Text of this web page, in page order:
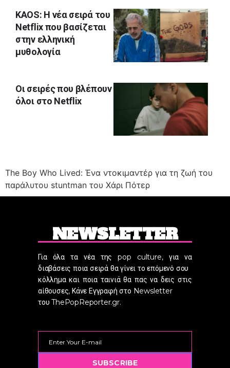
KAOS: Η νέα σειρά του
Netflix που βασίζεται
στην ελληνική
μυθολογία
Οι σειρές που βλέπουν
όλοι στο Netflix
The Boy Who Lived: Ένα ντοκιμαντέρ για τη ζωή του
παράλυτου stuntman του Χάρι Πότερ
NEWSLETTER
Για όλα τα νέα της pop culture, για να
διαβάσεις ποια σειρά θα γίνει το επόμενό σου
κόλλημα και ποια ταινιά θα πας να δεις στις
αίθουσες, Κάνε Εγγραφή στο Newsletter
του ThePopReporter.gr.
SUBSCRIBE